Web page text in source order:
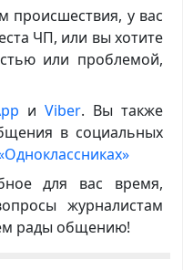
происшествия, у вас
ЧП, или вы хотите
или проблемой,
иViber. Вы также
в социальных
для вас время,
журналистам
рады общению!